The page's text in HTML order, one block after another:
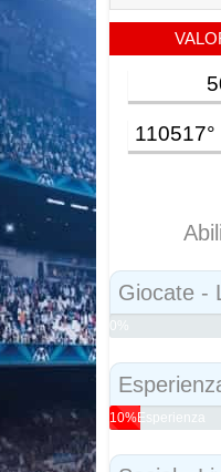
Giocate -
0%
10%Esperienza